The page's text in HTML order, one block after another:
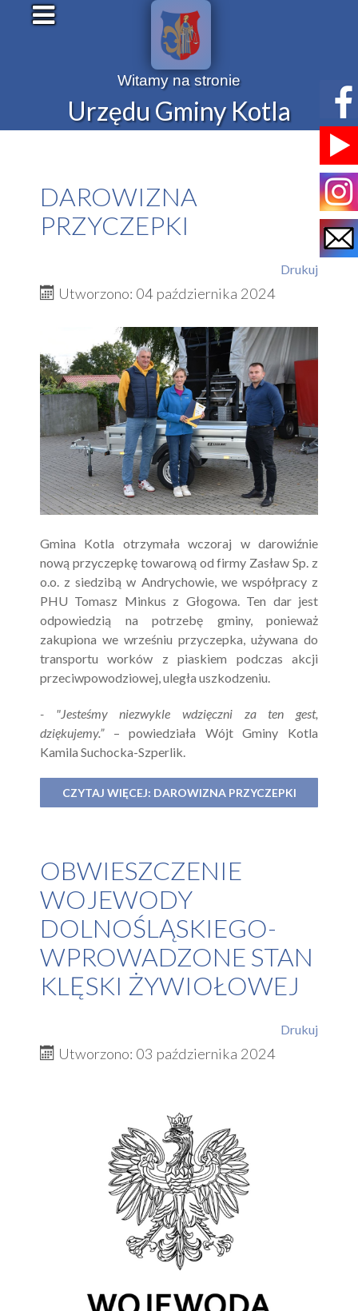
Witamy na stronie
Urzędu Gminy Kotla
DAROWIZNA
PRZYCZEPKI
Drukuj
Utworzono: 04 października 2024
Gmina Kotla otrzymała wczoraj w darowiźnie
nową przyczepkę towarową od firmy Zasław Sp. z
o.o. z siedzibą w Andrychowie, we współpracy z
PHU Tomasz Minkus z Głogowa. Ten dar jest
odpowiedzią na potrzebę gminy, ponieważ
zakupiona we wrześniu przyczepka, używana do
transportu worków z piaskiem podczas akcji
przeciwpowodziowej, uległa uszkodzeniu.
- "Jesteśmy niezwykle wdzięczni za ten gest,
dziękujemy.”– powiedziała Wójt Gminy Kotla
Kamila Suchocka-Szperlik.
CZYTAJ WIĘCEJ: DAROWIZNA PRZYCZEPKI
OBWIESZCZENIE
WOJEWODY
DOLNOŚLĄSKIEGO-
WPROWADZONE STAN
KLĘSKI ŻYWIOŁOWEJ
Drukuj
Utworzono: 03 października 2024